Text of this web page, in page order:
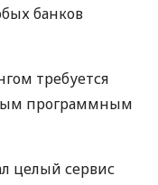
банков
требуется
программным
целый сервис